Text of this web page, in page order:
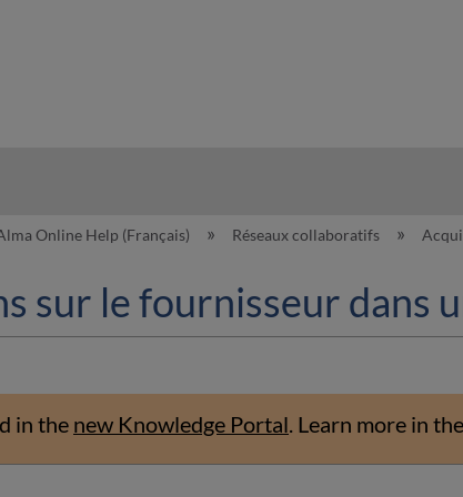
Online Help (Français) Réseaux collaboratifs
sur le fournisseur dans
in the new Knowledge Portal. Learn more in the